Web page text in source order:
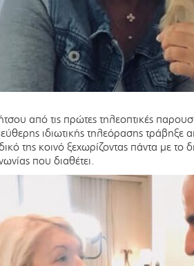
από τις πρώτες τηλεοπτικές
ιδιωτικής τηλεόρασης τράβηξε
της κοινό ξεχωρίζοντας πάντα με το
που διαθέτει.